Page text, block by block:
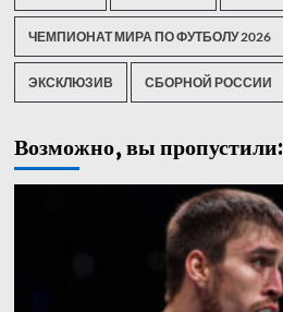
ЧЕМПИОНАТ МИРА ПО ФУТБОЛУ 2026
ЭКСКЛЮЗИВ СБОРНОЙ РОССИИ
Возможно, вы пропустили: